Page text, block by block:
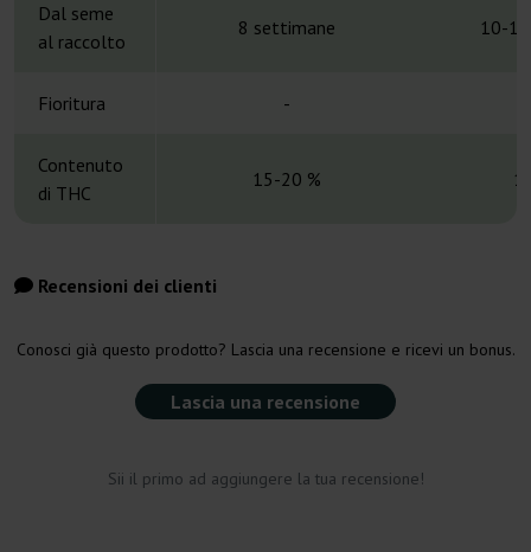
Dal seme
al raccolto
8 settimane 10-
Fioritura -
Contenuto
di THC
15-20 %
Recensioni dei clienti
Conosci già questo prodotto? Lascia una recensione e ricevi un bonus.
Lascia una recensione
Sii il primo ad aggiungere la tua recensione!